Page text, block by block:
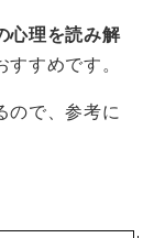
心理を読み解
すめです。
ので、参考に